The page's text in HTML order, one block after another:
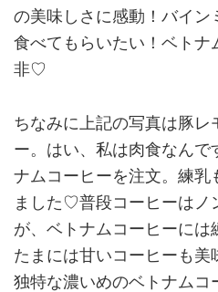
の美味しさに感動！バイン
食べてもらいたい！ベトナ
非♡
ちなみに上記の写真は豚レ
ー。はい、私は肉食なんで
ナムコーヒーを注文。練乳
ました♡普段コーヒーはノ
が、ベトナムコーヒーに
たまには甘いコーヒーも
独特な濃いめのベトナムコ